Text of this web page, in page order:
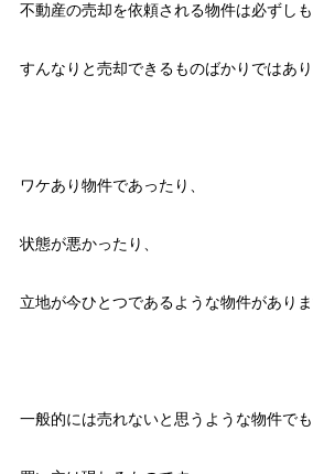
不動産の売却を依頼される物件は必ずしも
すんなりと売却できるものばかりではあり
ワケあり物件であったり、
状態が悪かったり、
立地が今ひとつであるような物件がありま
一般的には売れないと思うような物件でも